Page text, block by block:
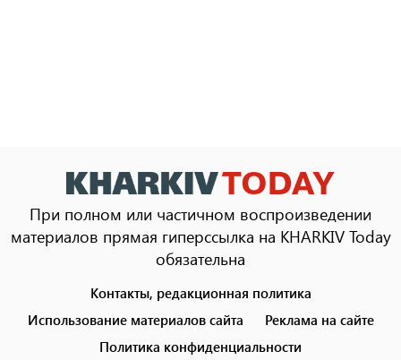
При полном или частичном воспроизведении
материалов прямая гиперссылка на KHARKIV Today
обязательна
menu
Контакты, редакционная политика
Использование материалов сайта
Реклама на сайте
Политика конфиденциальности